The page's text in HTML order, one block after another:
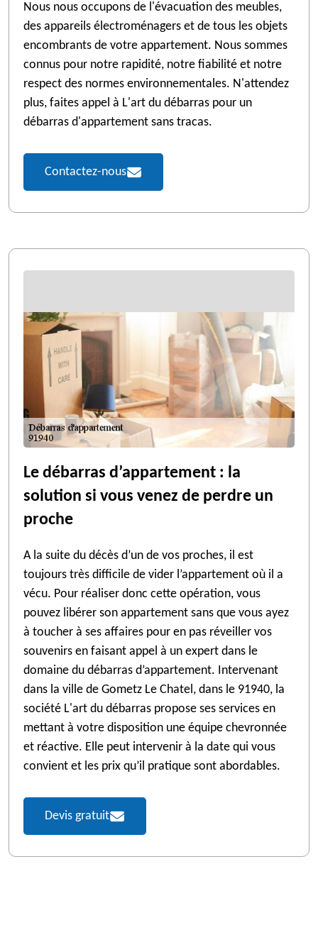
Nous nous occupons de l'évacuation des meubles,
des appareils électroménagers et de tous les objets
encombrants de votre appartement. Nous sommes
connus pour notre rapidité, notre fiabilité et notre
respect des normes environnementales. N'attendez
plus, faites appel à L'art du débarras pour un
débarras d'appartement sans tracas.
Contactez-nous
Le débarras d’appartement : la
solution si vous venez de perdre un
proche
A la suite du décès d’un de vos proches, il est
toujours très difficile de vider l’appartement où il a
vécu. Pour réaliser donc cette opération, vous
pouvez libérer son appartement sans que vous ayez
à toucher à ses affaires pour en pas réveiller vos
souvenirs en faisant appel à un expert dans le
domaine du débarras d’appartement. Intervenant
dans la ville de Gometz Le Chatel, dans le 91940, la
société L'art du débarras propose ses services en
mettant à votre disposition une équipe chevronnée
et réactive. Elle peut intervenir à la date qui vous
convient et les prix qu’il pratique sont abordables.
Devis gratuit